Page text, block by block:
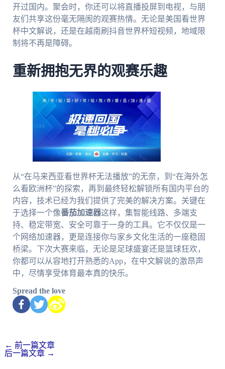
开过国内。聚会时，你还可以将直播投屏到电视，与朋
友们共享这份毫无隔阂的观赛热情。无论是美国看世界
杯中文解说，还是在越南刷抖音世界杯短视频，地域限
制将不再是障碍。
重新拥抱无界的观赛乐趣
从“在马来西亚看世界杯无法播放”的无奈，到“在海外怎
么看欧洲杯”的探索，再到最终轻松解锁所有国内平台的
内容，技术已经为我们提供了完美的解决方案。关键在
于选择一个像番茄加速器这样，集智能线路、多端支
持、稳定带宽、安全可靠于一身的工具。它不仅仅是一
个网络加速器，更是连接你与家乡文化生活的一座稳固
桥梁。下次大赛来临，无论是足球盛宴还是篮球狂欢，
你都可以从容地打开熟悉的App，在中文解说的激昂声
中，尽情享受体育最本真的快乐。
Spread the love
← 前一篇文章
后一篇文章 →